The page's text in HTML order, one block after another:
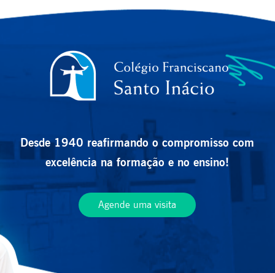
Desde 1940 reafirmando o compromisso com
excelência na formação e no ensino!
Agende uma visita